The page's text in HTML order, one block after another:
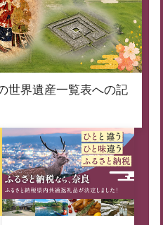
世界遺産一覧表への記